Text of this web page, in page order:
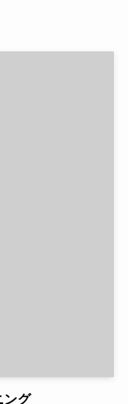
ング